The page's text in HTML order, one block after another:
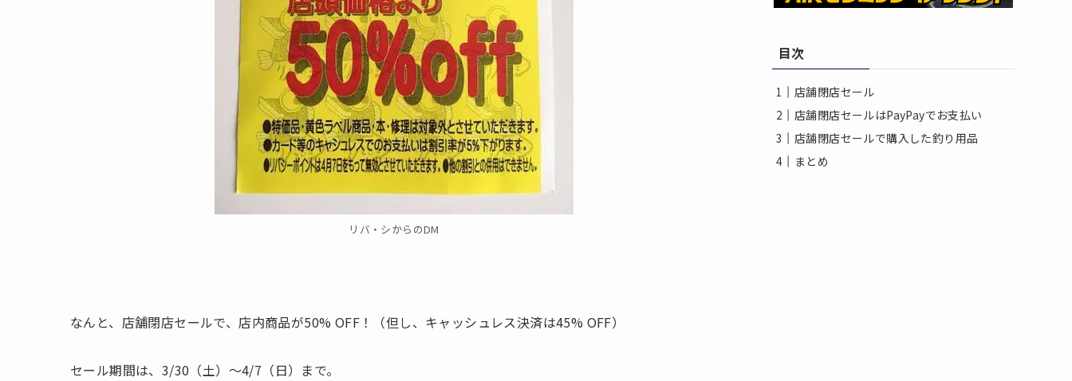
リバ・シからのDM
なんと、店舗閉店セールで、店内商品が50% OFF！（但し、キャッシュレス決済は45% OFF）
セール期間は、3/30（土）〜4/7（日）まで。
目次
店舗閉店セール
店舗閉店セールはPayPayでお支払い
店舗閉店セールで購入した釣り用品
まとめ